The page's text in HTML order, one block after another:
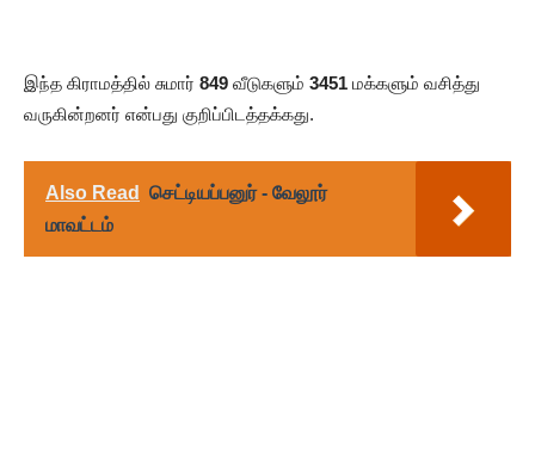
இந்த கிராமத்தில் சுமார் 849 வீடுகளும் 3451 மக்களும் வசித்து
வருகின்றனர் என்பது குறிப்பிடத்தக்கது.
Also Read
செட்டியப்பனுர் - வேலூர்
மாவட்டம்